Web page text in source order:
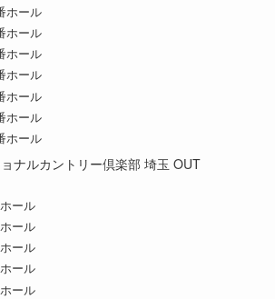
ホール
ホール
ホール
ホール
ホール
ホール
ホール
ナルカントリー倶楽部 埼玉 OUT
ール
ール
ール
ール
ール